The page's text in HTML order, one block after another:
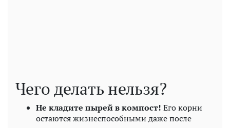
Чего делать нельзя?
Не кладите пырей в компост! Его корни
остаются жизнеспособными даже после